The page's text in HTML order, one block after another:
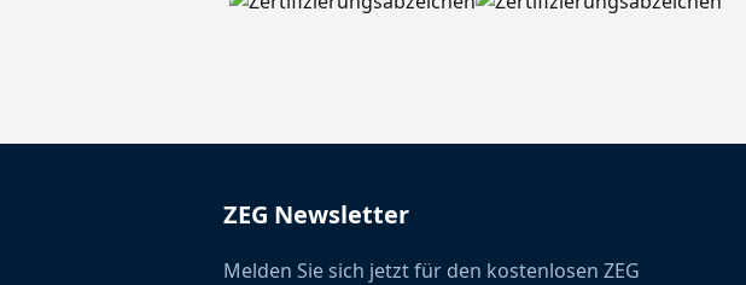
ZEG Newsletter
Melden Sie sich jetzt für den kostenlosen ZEG